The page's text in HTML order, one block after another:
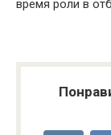
время роли в